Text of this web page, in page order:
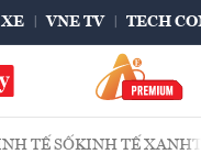
XE VNE TV TECH
TẾ SỐKINH TẾ XANH